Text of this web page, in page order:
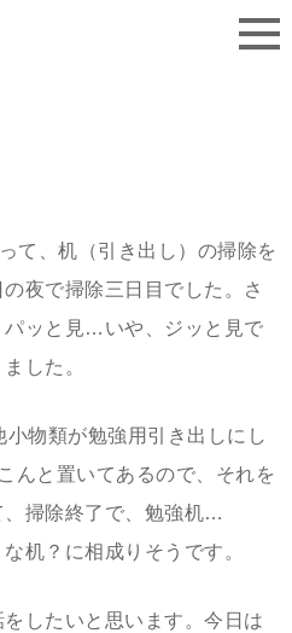
て、机（引き出し）の掃除を
夜で掃除三日目でした。さ
ッと見…いや、ジッと見で
した。
物類が勉強用引き出しにし
んと置いてあるので、それを
掃除終了で、勉強机…
机？に相成りそうです。
したいと思います。今日は